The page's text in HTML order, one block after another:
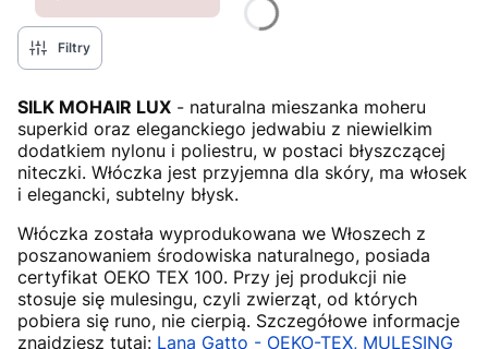
Filtry
SILK MOHAIR LUX - naturalna mieszanka moheru
superkid oraz eleganckiego jedwabiu z niewielkim
dodatkiem nylonu i poliestru, w postaci błyszczącej
niteczki. Włóczka jest przyjemna dla skóry, ma włosek
i elegancki, subtelny błysk.
Włóczka została wyprodukowana we Włoszech z
poszanowaniem środowiska naturalnego, posiada
certyfikat OEKO TEX 100. Przy jej produkcji nie
stosuje się mulesingu, czyli zwierząt, od których
pobiera się runo, nie cierpią. Szczegółowe informacje
znajdziesz tutaj: Lana Gatto - OEKO-TEX, MULESING